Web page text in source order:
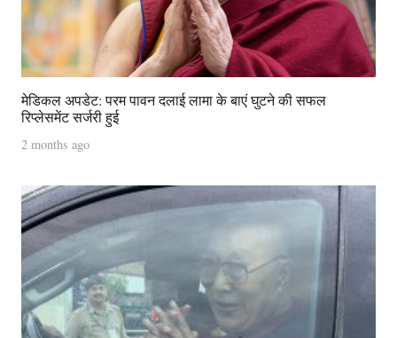
मेडिकल अपडेट: परम पावन दलाई लामा के बाएं घुटने की सफल
रिप्लेसमेंट सर्जरी हुई
2 months ago